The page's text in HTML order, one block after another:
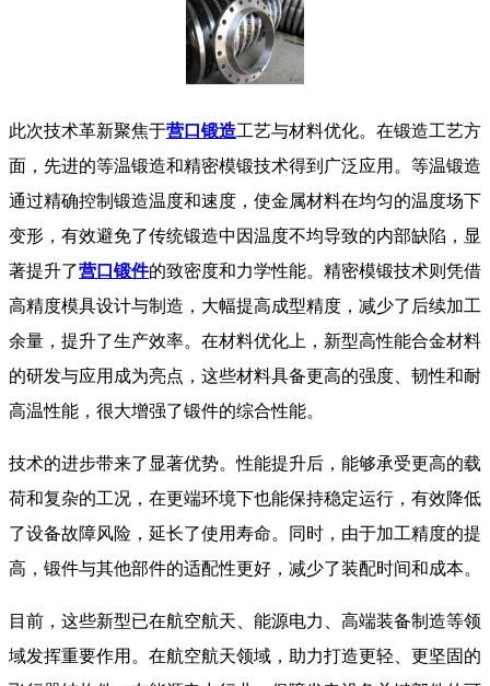
此次技术革新聚焦于营口锻造工艺与材料优化。在锻造工艺方
面，先进的等温锻造和精密模锻技术得到广泛应用。等温锻造
通过精确控制锻造温度和速度，使金属材料在均匀的温度场下
变形，有效避免了传统锻造中因温度不均导致的内部缺陷，显
著提升了营口锻件的致密度和力学性能。精密模锻技术则凭借
高精度模具设计与制造，大幅提高成型精度，减少了后续加工
余量，提升了生产效率。在材料优化上，新型高性能合金材料
的研发与应用成为亮点，这些材料具备更高的强度、韧性和耐
高温性能，很大增强了锻件的综合性能。
​ 技术的进步带来了显著优势。性能提升后，能够承受更高的载
荷和复杂的工况，在更端环境下也能保持稳定运行，有效降低
了设备故障风险，延长了使用寿命。同时，由于加工精度的提
高，锻件与其他部件的适配性更好，减少了装配时间和成本。
​ 目前，这些新型已在航空航天、能源电力、高端装备制造等领
域发挥重要作用。在航空航天领域，助力打造更轻、更坚固的